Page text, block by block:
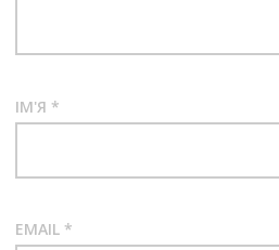
ІМ'Я *
EMAIL *